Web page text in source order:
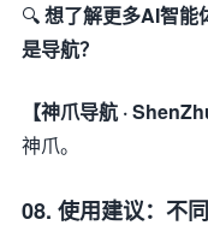
🔍想了解更多AI智能
是导航？
【神爪导航 ·
神爪。
08. 使用建议：不